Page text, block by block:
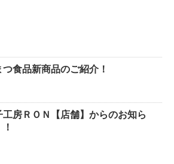
つ食品新商品のご紹介！
工房ＲＯＮ【店舗】からのお知ら